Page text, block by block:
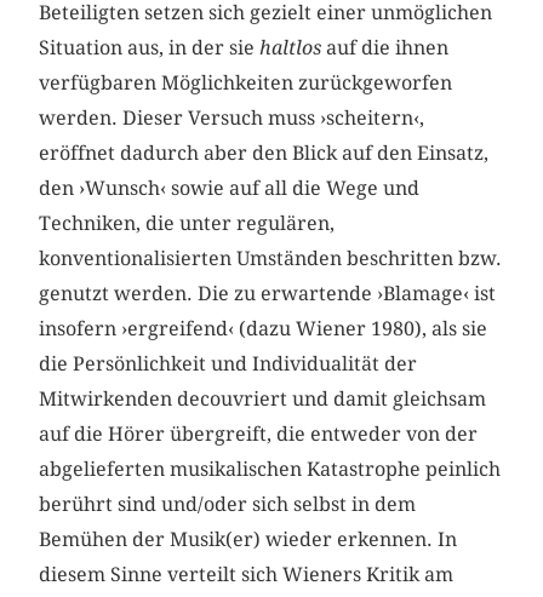
Beteiligten setzen sich gezielt einer unmöglichen
Situation aus, in der siehaltlos auf die ihnen
verfügbaren Möglichkeiten zurückgeworfen
werden. Dieser Versuch muss ›scheitern‹,
eröffnet dadurch aber den Blick auf den Einsatz,
den ›Wunsch‹ sowie auf all die Wege und
Techniken, die unter regulären,
konventionalisierten Umständen beschritten bzw.
genutzt werden. Die zu erwartende ›Blamage‹ ist
insofern ›ergreifend‹ (dazu Wiener 1980), als sie
die Persönlichkeit und Individualität der
Mitwirkenden decouvriert und damit gleichsam
auf die Hörer übergreift, die entweder von der
abgelieferten musikalischen Katastrophe peinlich
berührt sind und/oder sich selbst in dem
Bemühen der Musik(er) wieder erkennen. In
diesem Sinne verteilt sich Wieners Kritik am